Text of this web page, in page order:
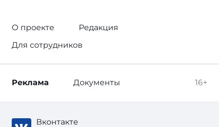
О проекте
Редакция
Для сотрудников
16+
Реклама Документы
Вконтакте